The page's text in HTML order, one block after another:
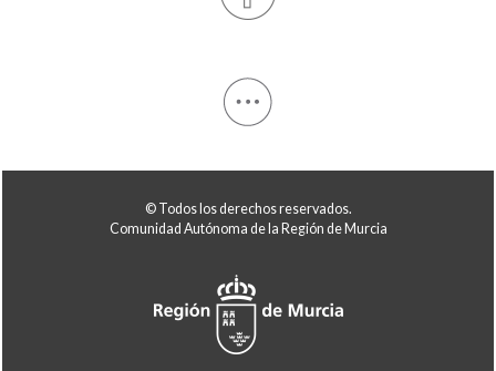
© Todos los derechos reservados.
Comunidad Autónoma de la Región de Murcia